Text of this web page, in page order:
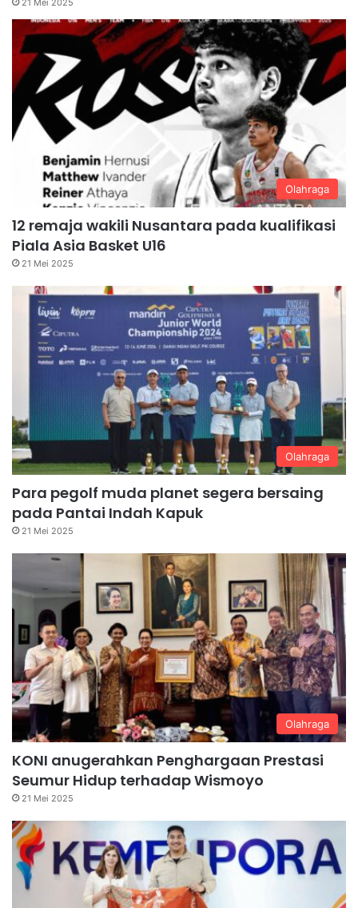
Olahraga
12 remaja wakili Nusantara pada kualifikasi
Piala Asia Basket U16
21 Mei 2025
Olahraga
Para pegolf muda planet segera bersaing
pada Pantai Indah Kapuk
21 Mei 2025
Olahraga
KONI anugerahkan Penghargaan Prestasi
Seumur Hidup terhadap Wismoyo
21 Mei 2025